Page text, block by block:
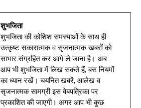
शुभजिता
शुभजिता की कोशिश समस्याओं के साथ ही
उत्कृष्ट सकारात्मक व सृजनात्मक खबरों को
साभार संग्रहित कर आगे ले जाना है। अब
आप भी शुभजिता में लिख सकते हैं, बस नियमों
का ध्यान रखें। चयनित खबरें, आलेख व
सृजनात्मक सामग्री इस वेबपत्रिका पर
प्रकाशित की जाएगी। अगर आप भी कुछ